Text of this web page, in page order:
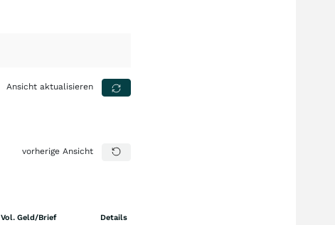
Ansicht aktualisieren
vorherige Ansicht
Vol. Geld/Brief Details